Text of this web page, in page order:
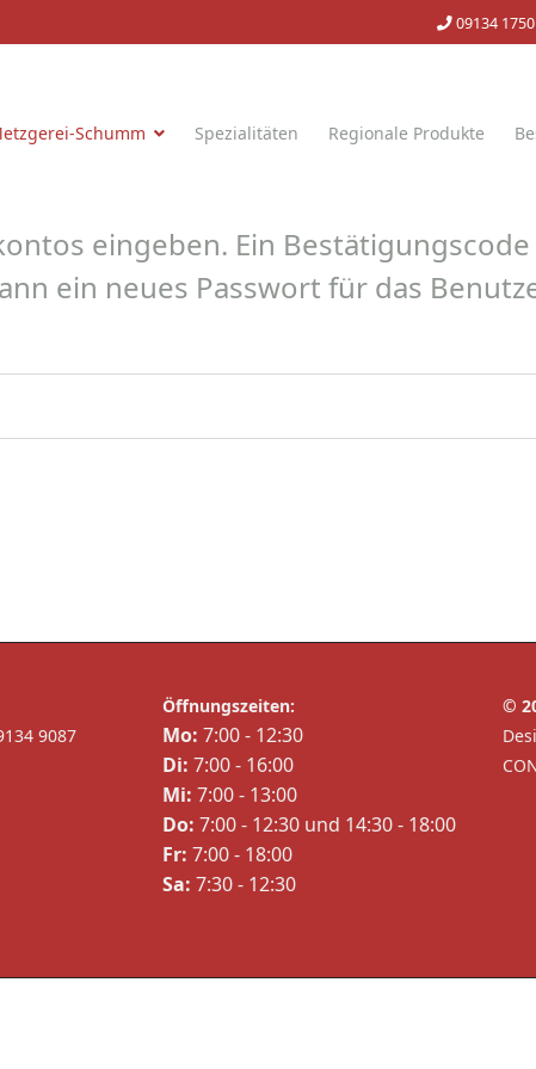
09134 1750
Schumm Spezialitäten Regionale Produkte
eingeben. Ein
ein neues Passwort für das
9087
Öffnungszeiten:
Mo: 7:00 - 12:30
Di: 7:00 - 16:00
Mi: 7:00 - 13:00
Do: 7:00 - 12:30 und 14:30 - 18:00
Fr: 7:00 - 18:00
Sa: 7:30 - 12:30
©